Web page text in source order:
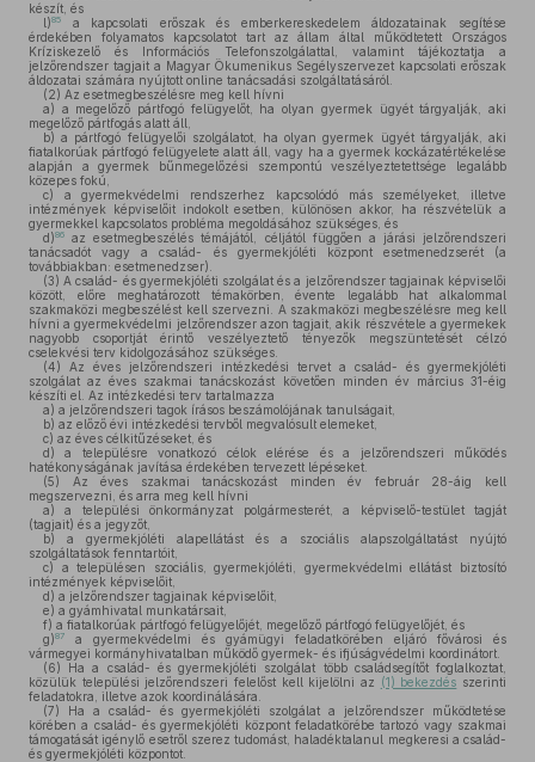
készít, és
l)85
a kapcsolati erőszak és emberkereskedelem áldozatainak segítése
érdekében folyamatos kapcsolatot tart az állam által működtetett Országos
Kríziskezelő és Információs Telefonszolgálattal, valamint tájékoztatja a
jelzőrendszer tagjait a Magyar Ökumenikus Segélyszervezet kapcsolati erőszak
áldozatai számára nyújtott online tanácsadási szolgáltatásáról.
(2) Az esetmegbeszélésre meg kell hívni
a) a megelőző pártfogó felügyelőt, ha olyan gyermek ügyét tárgyalják, aki
megelőző pártfogás alatt áll,
b) a pártfogó felügyelői szolgálatot, ha olyan gyermek ügyét tárgyalják, aki
fiatalkorúak pártfogó felügyelete alatt áll, vagy ha a gyermek kockázatértékelése
alapján a gyermek bűnmegelőzési szempontú veszélyeztetettsége legalább
közepes fokú,
c) a gyermekvédelmi rendszerhez kapcsolódó más személyeket, illetve
intézmények képviselőit indokolt esetben, különösen akkor, ha részvételük a
gyermekkel kapcsolatos probléma megoldásához szükséges, és
d)86
az esetmegbeszélés témájától, céljától függően a járási jelzőrendszeri
tanácsadót vagy a család- és gyermekjóléti központ esetmenedzserét (a
továbbiakban: esetmenedzser).
(3) A család- és gyermekjóléti szolgálat és a jelzőrendszer tagjainak képviselői
között, előre meghatározott témakörben, évente legalább hat alkalommal
szakmaközi megbeszélést kell szervezni. A szakmaközi megbeszélésre meg kell
hívni a gyermekvédelmi jelzőrendszer azon tagjait, akik részvétele a gyermekek
nagyobb csoportját érintő veszélyeztető tényezők megszüntetését célzó
cselekvési terv kidolgozásához szükséges.
(4) Az éves jelzőrendszeri intézkedési tervet a család- és gyermekjóléti
szolgálat az éves szakmai tanácskozást követően minden év március 31-éig
készíti el. Az intézkedési terv tartalmazza
a) a jelzőrendszeri tagok írásos beszámolójának tanulságait,
b) az előző évi intézkedési tervből megvalósult elemeket,
c) az éves célkitűzéseket, és
d) a településre vonatkozó célok elérése és a jelzőrendszeri működés
hatékonyságának javítása érdekében tervezett lépéseket.
(5) Az éves szakmai tanácskozást minden év február 28-áig kell
megszervezni, és arra meg kell hívni
a) a települési önkormányzat polgármesterét, a képviselő-testület tagját
(tagjait) és a jegyzőt,
b) a gyermekjóléti alapellátást és a szociális alapszolgáltatást nyújtó
szolgáltatások fenntartóit,
c) a településen szociális, gyermekjóléti, gyermekvédelmi ellátást biztosító
intézmények képviselőit,
d) a jelzőrendszer tagjainak képviselőit,
e) a gyámhivatal munkatársait,
f) a fiatalkorúak pártfogó felügyelőjét, megelőző pártfogó felügyelőjét, és
g)87
a gyermekvédelmi és gyámügyi feladatkörében eljáró fővárosi és
vármegyei kormányhivatalban működő gyermek- és ifjúságvédelmi koordinátort.
(6) Ha a család- és gyermekjóléti szolgálat több családsegítőt foglalkoztat,
közülük települési jelzőrendszeri felelőst kell kijelölni az (1) bekezdés szerinti
feladatokra, illetve azok koordinálására.
(7) Ha a család- és gyermekjóléti szolgálat a jelzőrendszer működtetése
körében a család- és gyermekjóléti központ feladatkörébe tartozó vagy szakmai
támogatását igénylő esetről szerez tudomást, haladéktalanul megkeresi a család-
és gyermekjóléti központot.